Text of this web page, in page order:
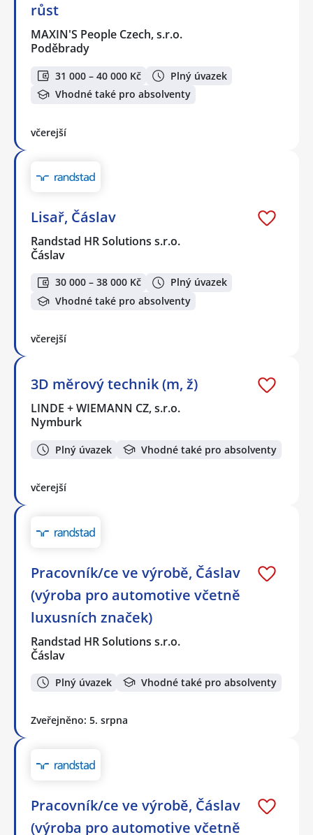
růst
MAXIN'S People Czech, s.r.o.
Poděbrady
31 000 – 40 000 Kč
Plný úvazek
Vhodné také pro absolventy
včerejší
Lisař, Čáslav
Randstad HR Solutions s.r.o.
Čáslav
30 000 – 38 000 Kč
Plný úvazek
Vhodné také pro absolventy
včerejší
3D měrový technik (m, ž)
LINDE + WIEMANN CZ, s.r.o.
Nymburk
Plný úvazek Vhodné také pro absolventy
včerejší
Pracovník/ce ve výrobě, Čáslav
(výroba pro automotive včetně
luxusních značek)
Randstad HR Solutions s.r.o.
Čáslav
Plný úvazek Vhodné také pro absolventy
Zveřejněno: 5. srpna
Pracovník/ce ve výrobě, Čáslav
(výroba pro automotive včetně